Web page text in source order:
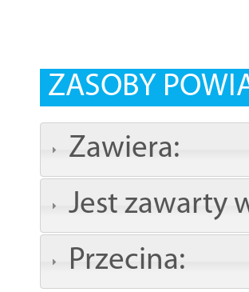
ZASOBY
Zawiera:
Jest zawarty
Przecina: